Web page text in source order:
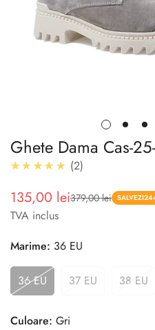
Ghete Dama Cas-
★★★★★ 5.0
2
Pret
redus
135,00 lei
Pret 379,00 lei SALVEZI
TVA inclus
Marime: 36 EU
36 EU 37 EU 38 EU
Culoare: Gri